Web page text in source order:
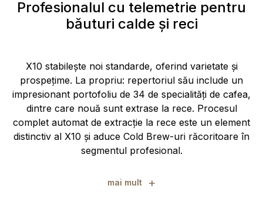
Profesionalul cu telemetrie pentru
băuturi calde și reci
X10 stabilește noi standarde, oferind varietate și
prospețime. La propriu: repertoriul său include un
impresionant portofoliu de 34 de specialități de cafea,
dintre care nouă sunt extrase la rece. Procesul
complet automat de extracție la rece este un element
distinctiv al X10 și aduce Cold Brew-uri răcoritoare în
segmentul profesional.
mai mult +